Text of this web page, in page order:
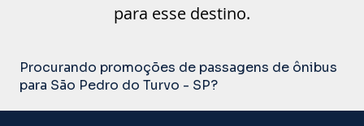
para esse destino.
Procurando promoções de passagens de ônibus
para São Pedro do Turvo - SP?